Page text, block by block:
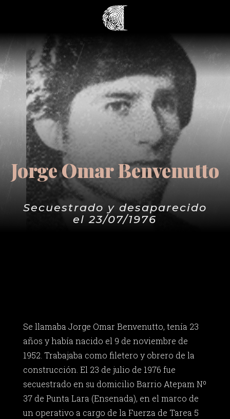
Jorge Omar Benvenutto
Secuestrado y desaparecido
el 23/07/1976
Se llamaba Jorge Omar Benvenutto, tenía 23
años y había nacido el 9 de noviembre de
1952. Trabajaba como filetero y obrero de la
construcción. El 23 de julio de 1976 fue
secuestrado en su domicilio Barrio Atepam Nº
37 de Punta Lara (Ensenada), en el marco de
un operativo a cargo de la Fuerza de Tarea 5